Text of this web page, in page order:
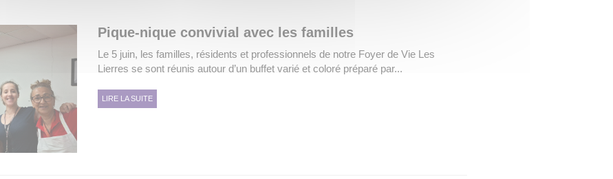
Pique-nique convivial avec les familles
Le 5 juin, les familles, résidents et professionnels de notre Foyer de Vie Les
Lierres se sont réunis autour d’un buffet varié et coloré préparé par...
LIRE LA SUITE